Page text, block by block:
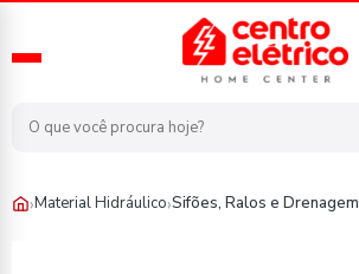
›Material Hidráulico›Sifões, Ralos e Drenagem